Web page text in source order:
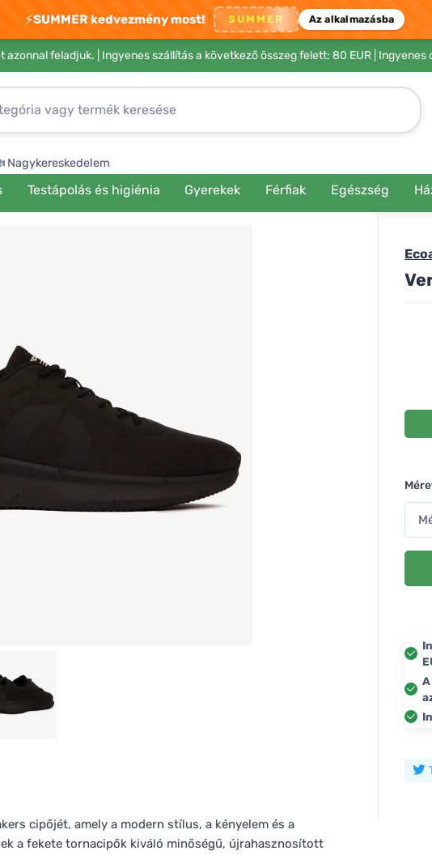
⚡SUMMER kedvezmény most! SUMMER Az alkalmazásba
feladjuk. | Ingyenes szállítás a következő összeg felett: 80 EUR |
Nagykereskedelem
Testápolás és higiénia Gyerekek Férfiak Egészség
cipőjét, amely a modern stílus, a kényelem és a
a fekete tornacipők kiváló minőségű, újrahasznosított